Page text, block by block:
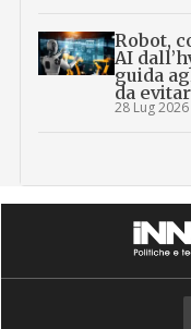
Robot,
AI
guida
da
28 Lug 2026